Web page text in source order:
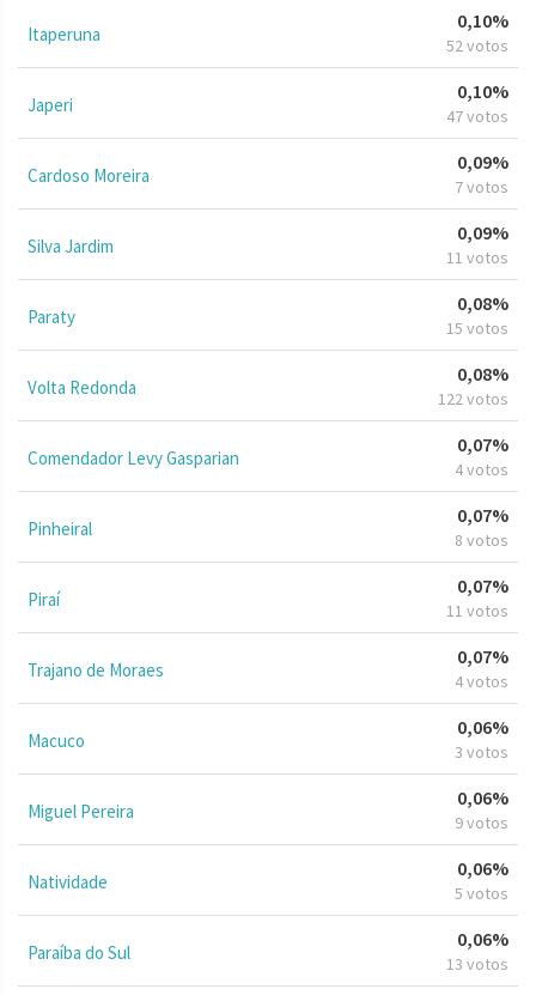
Itaperuna
0,10%
52 votos
Japeri
0,10%
47 votos
Cardoso Moreira
0,09%
7 votos
Silva Jardim
0,09%
11 votos
Paraty
0,08%
15 votos
Volta Redonda
0,08%
122 votos
Comendador Levy Gasparian
0,07%
4 votos
Pinheiral
0,07%
8 votos
Piraí
0,07%
11 votos
Trajano de Moraes
0,07%
4 votos
Macuco
0,06%
3 votos
Miguel Pereira
0,06%
9 votos
Natividade
0,06%
5 votos
Paraíba do Sul
0,06%
13 votos